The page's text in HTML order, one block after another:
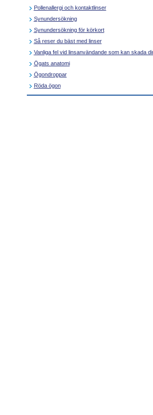
Pollenallergi och kontaktlinser
Synundersökning
Synundersökning för körkort
Så reser du bäst med linser
Vanliga fel vid linsanvändande som kan skada
Ögats anatomi
Ögondroppar
Röda ögon